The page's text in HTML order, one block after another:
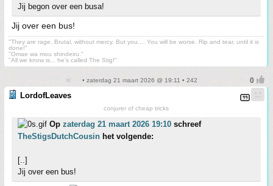
Jij begon over een busa!
Jij over een bus!
"They are rage. Brutal, without mercy. But you.... You will be worse. Rip and tear, until it is
done!"
"Omae wa mou shindeiru."
"All we know is... he's called The Stig!"
• zaterdag 21 maart 2026 @ 19:11 • 242
LordofLeaves
conjurer of cheap tricks
Op zaterdag 21 maart 2026 19:10 schreef
TheStigsDutchCousin het volgende:
[..]
Jij over een bus!